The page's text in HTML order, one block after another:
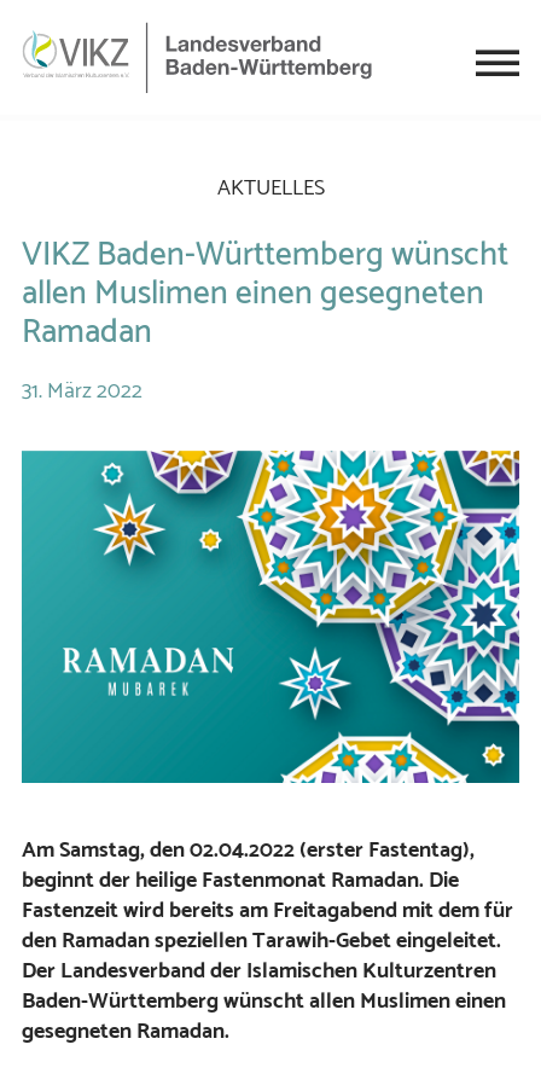
AKTUELLES
VIKZ Baden-Württemberg wünscht
allen Muslimen einen gesegneten
Ramadan
31.März2022
Am Samstag, den 02.04.2022 (erster Fastentag),
beginnt der heilige Fastenmonat Ramadan. Die
Fastenzeit wird bereits am Freitagabend mit dem für
den Ramadan speziellen Tarawih-Gebet eingeleitet.
Der Landesverband der Islamischen Kulturzentren
Baden-Württemberg wünscht allen Muslimen einen
gesegneten Ramadan.